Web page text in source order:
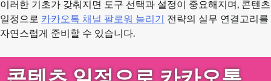
이러한 기초가 갖춰지면 도구 선택과 설정이 중요해지며, 콘텐츠
일정으로 카카오톡 채널 팔로워 늘리기 전략의 실무 연결고리를
자연스럽게 준비할 수 있습니다.